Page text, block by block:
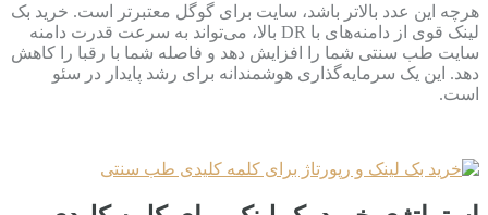
هرچه این عدد بالاتر باشد، سایت برای گوگل معتبرتر است. خرید بک
لینک قوی از دامنه‌های با DR بالا، می‌تواند به سرعت قدرت دامنه
سایت طب سنتی شما را افزایش دهد و فاصله شما با رقبا را کاهش
دهد. این یک سرمایه‌گذاری هوشمندانه برای رشد پایدار در سئو
است.